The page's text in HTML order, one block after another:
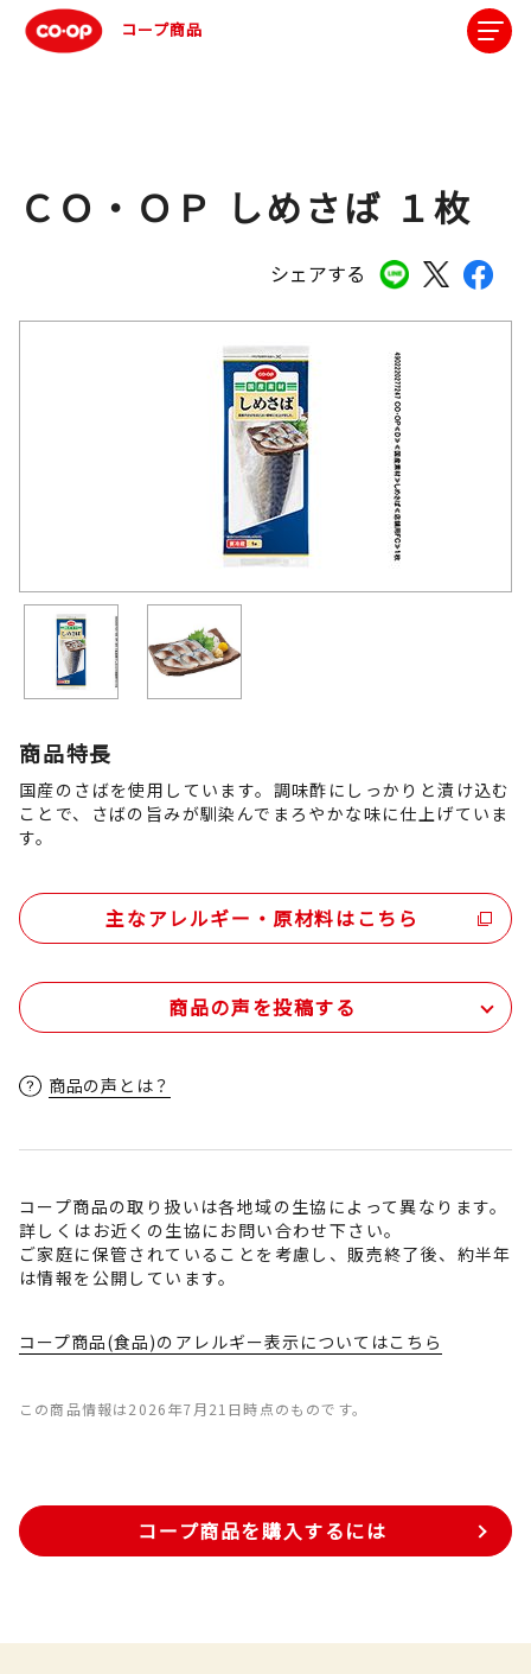
コープ商品
シェアする
ＣＯ・ＯＰ しめさば １枚
商品特長
国産のさばを使用しています。調味酢にしっかりと漬け込む
ことで、さばの旨みが馴染んでまろやかな味に仕上げていま
す。
主なアレルギー・原材料はこちら
商品の声を投稿する
商品の声とは？
コープ商品の取り扱いは各地域の生協によって異なります。
詳しくはお近くの生協にお問い合わせ下さい。
ご家庭に保管されていることを考慮し、販売終了後、約半年
は情報を公開しています。
コープ商品(食品)のアレルギー表示についてはこちら
この商品情報は2026年7月21日時点のものです。
コープ商品を購入するには